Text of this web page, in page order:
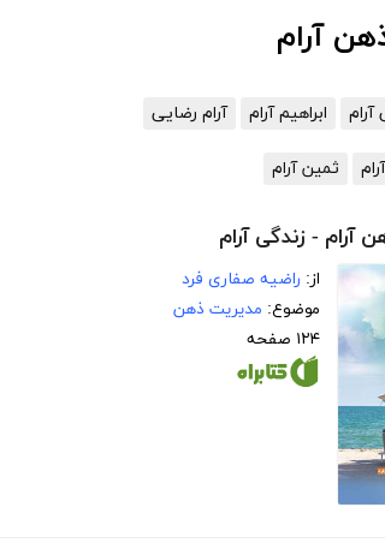
آرام
آرام ابراهیم آرام آرام رضایی
ثمین آرام
آرام - زندگی آرام
از: راضیه صفاری فرد
موضوع: مدیریت ذهن
۱۲۴ صفحه